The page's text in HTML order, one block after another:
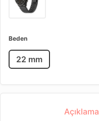
Beden
22 mm
Açıklama